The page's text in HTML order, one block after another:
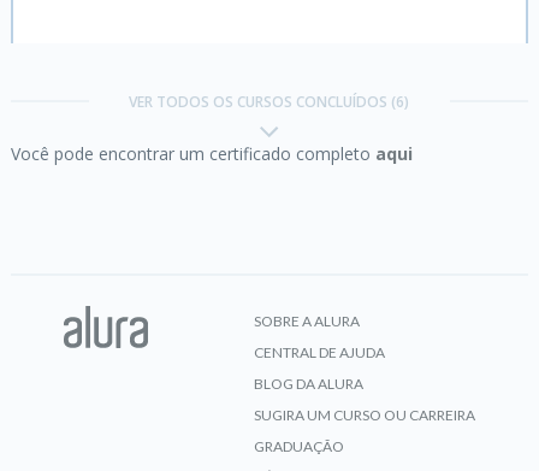
VER TODOS OS CURSOS CONCLUÍDOS (6)
Você pode encontrar um certificado completo aqui
SOBRE A ALURA
CENTRAL DE AJUDA
BLOG DA ALURA
SUGIRA UM CURSO OU CARREIRA
GRADUAÇÃO